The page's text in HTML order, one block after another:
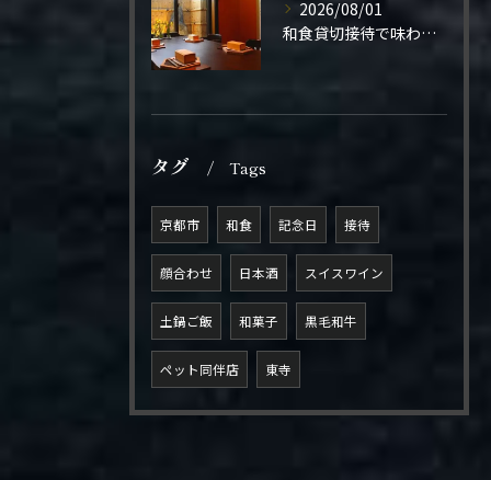
2026/08/01
和食貸切接待で味わう極上の一夜
タグ Tags
京都市 和食 記念日 接待
顔合わせ 日本酒 スイスワイン
土鍋ご飯 和菓子 黒毛和牛
ペット同伴店 東寺